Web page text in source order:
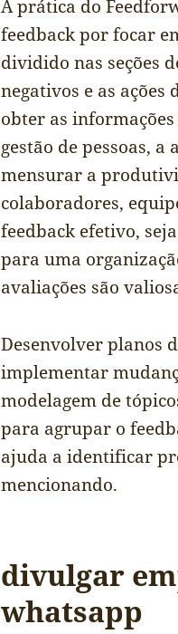
A prática do
feedback por focar
dividido nas seções
negativos e as
obter as
gestão de pessoas, a
mensurar a
colaboradores,
feedback efetivo,
para uma
avaliações são
Desenvolver planos
implementar
modelagem de
para agrupar o
ajuda a identificar
mencionando.
divulgar
whatsapp